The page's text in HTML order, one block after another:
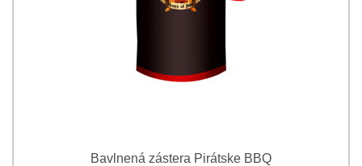
Bavlnená zástera Pirátske BBQ